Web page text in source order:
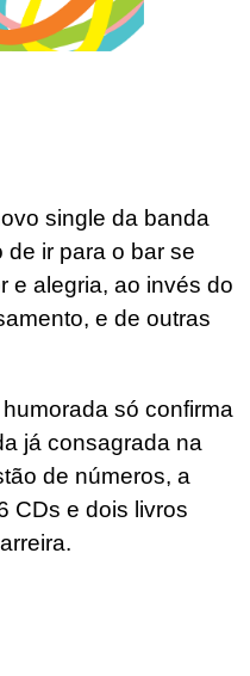
single da banda
ir para o bar se
e alegria, ao invés do
e de outras
só confirma
já consagrada na
de números, a
CDs e dois livros